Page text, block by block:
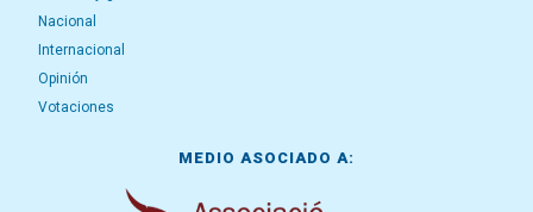
Nacional
Internacional
Opinión
Votaciones
MEDIO ASOCIADO A: